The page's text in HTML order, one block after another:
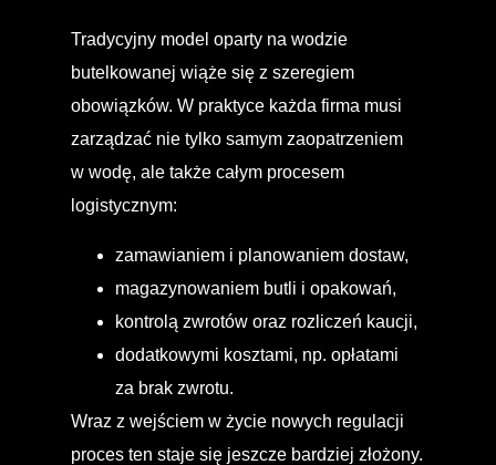
Tradycyjny model oparty na wodzie
butelkowanej wiąże się z szeregiem
obowiązków. W praktyce każda firma musi
zarządzać nie tylko samym zaopatrzeniem
w wodę, ale także całym procesem
logistycznym:
zamawianiem i planowaniem dostaw,
magazynowaniem butli i opakowań,
kontrolą zwrotów oraz rozliczeń kaucji,
dodatkowymi kosztami, np. opłatami
za brak zwrotu.
Wraz z wejściem w życie nowych regulacji
proces ten staje się jeszcze bardziej złożony.